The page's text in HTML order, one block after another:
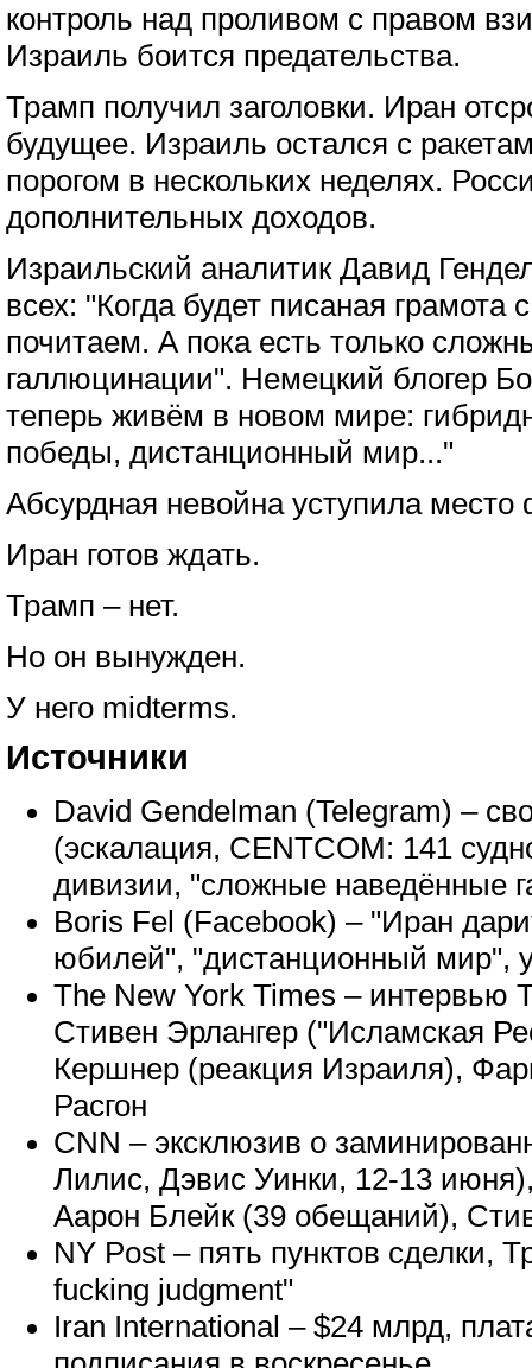
контроль над проливом с правом
Израиль боится предательства.
Трамп получил заголовки. Иран
будущее. Израиль остался с
порогом в нескольких неделях.
дополнительных доходов.
Израильский аналитик Давид
всех: "Когда будет писаная грамота
почитаем. А пока есть только
галлюцинации". Немецкий блогер
теперь живём в новом мире:
победы, дистанционный мир..."
Абсурдная невойна уступила
Иран готов ждать.
Трамп – нет.
Но он вынужден.
У него midterms.
Источники
David Gendelman (Telegram) –
(эскалация, CENTCOM: 141
дивизии, "сложные наведённые
Boris Fel (Facebook) – "Иран
юбилей", "дистанционный мир",
The New York Times – интервью
Стивен Эрлангер ("Исламская
Кершнер (реакция Израиля),
Расгон
CNN – эксклюзив о
Лилис, Дэвис Уинки, 12-13
Аарон Блейк (39 обещаний),
NY Post – пять пунктов сделки,
fucking judgment"
Iran International – $24 млрд,